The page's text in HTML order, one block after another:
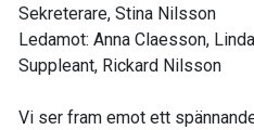
Sekreterare, Stina Nilsson
Ledamot: Anna Claesson,
Suppleant, Rickard Nilsson
Vi ser fram emot ett